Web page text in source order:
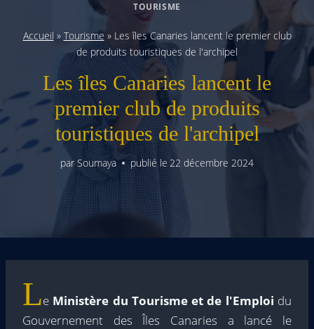
TOURISME
Accueil » Tourisme » Les îles Canaries lancent le premier club
de produits touristiques de l'archipel
Les îles Canaries lancent le
premier club de produits
touristiques de l'archipel
par Soumaya publié le 22 décembre 2024
Le Ministère du Tourisme et de l'Emploi du
Gouvernement des Îles Canaries a lancé le